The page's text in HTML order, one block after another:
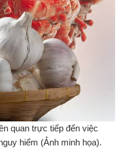
quan trực tiếp đến việc
hiểm (Ảnh minh họa).